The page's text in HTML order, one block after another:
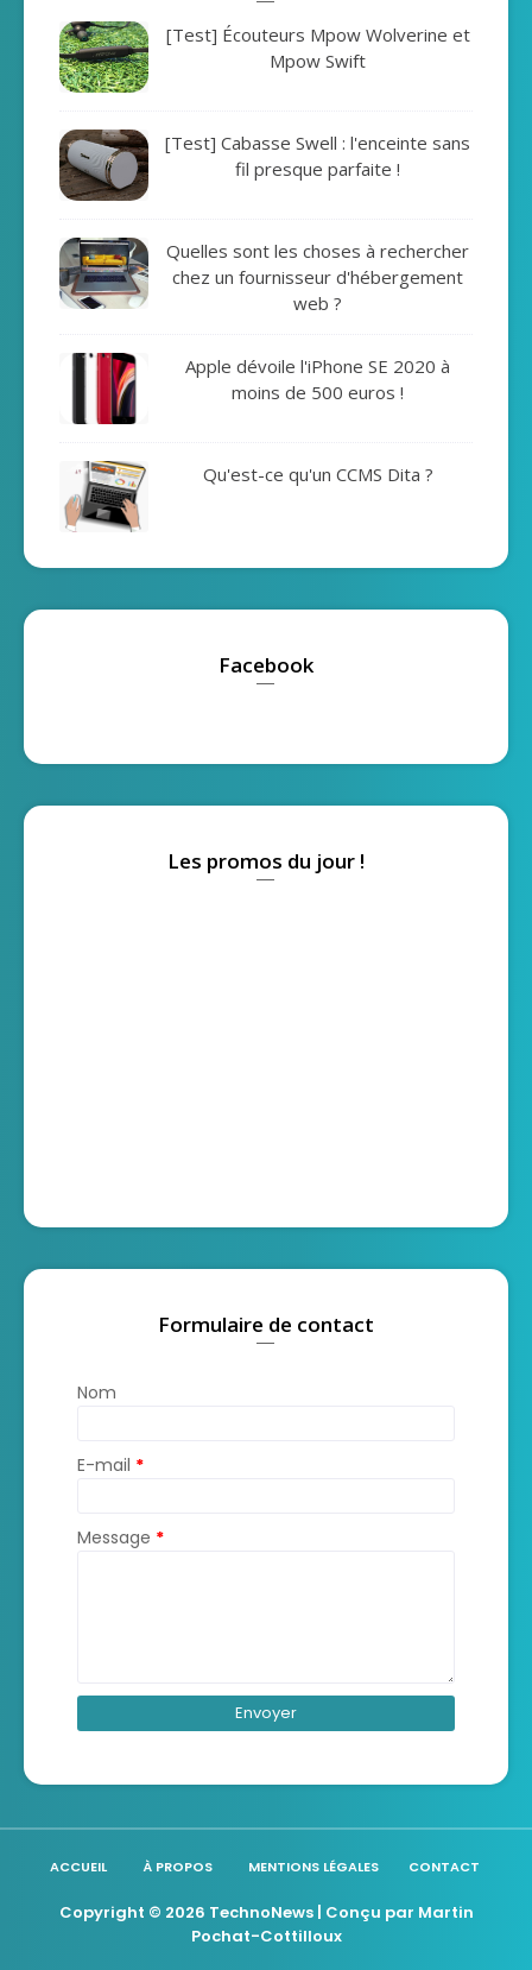
[Test] Écouteurs Mpow Wolverine et
Mpow Swift
[Test] Cabasse Swell : l'enceinte sans
fil presque parfaite !
Quelles sont les choses à rechercher
chez un fournisseur d'hébergement
web ?
Apple dévoile l'iPhone SE 2020 à
moins de 500 euros !
Qu'est-ce qu'un CCMS Dita ?
Facebook
Les promos du jour !
Formulaire de contact
Nom
E-mail *
Message *
ACCUEIL À PROPOS MENTIONS LÉGALES CONTACT
Copyright © 2026 TechnoNews| Conçu par Martin
Pochat-Cottilloux